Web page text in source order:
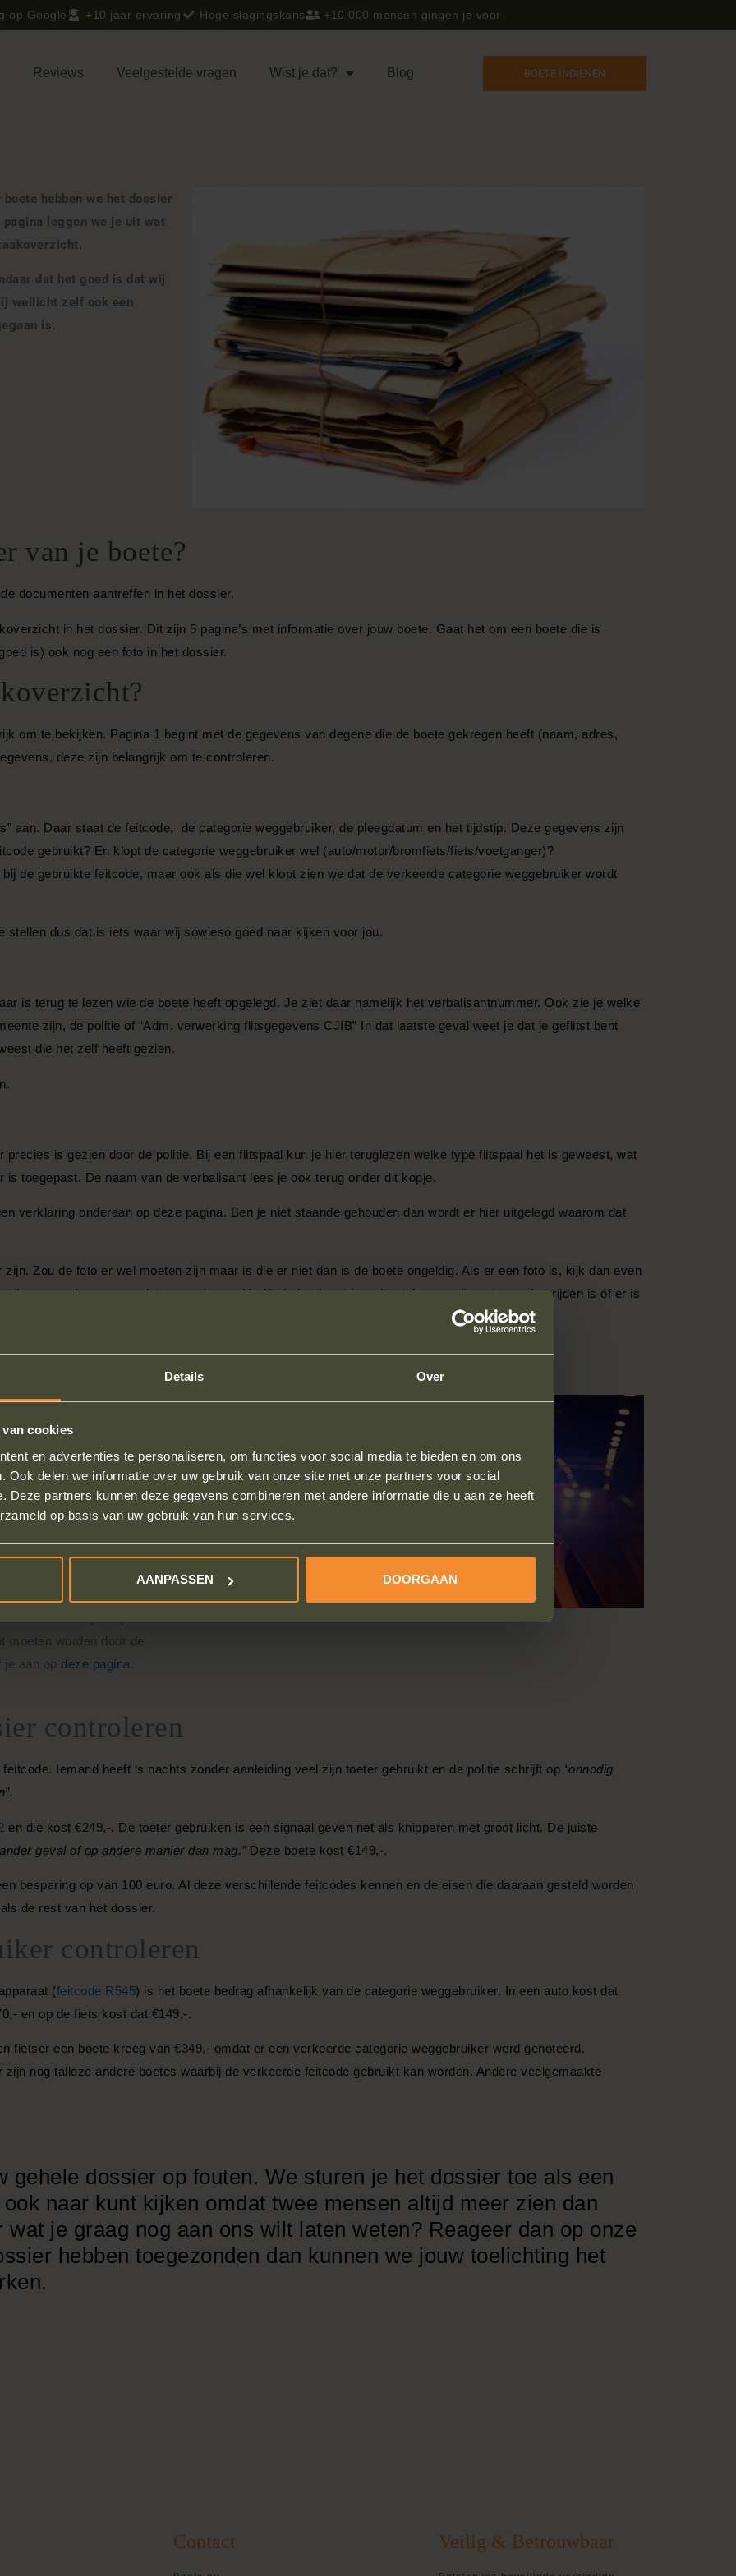
Details Over
cookies
en advertenties te personaliseren, om functies voor social media te bieden en om ons
Ook delen we informatie over uw gebruik van onze site met onze partners voor social
Deze partners kunnen deze gegevens combineren met andere informatie die u aan ze heeft
op basis van uw gebruik van hun services.
AANPASSEN DOORGAAN
op Google +10 jaar ervaring Hoge slagingskans +10.000 mensen gingen je voor
Reviews Veelgestelde vragen Wist je dat? Blog BOETE INDIENEN
hebben we het dossier
leggen we je uit wat
dat het goed is dat wij
wellicht zelf ook een
is.
van je boete?
documenten aantreffen in het dossier.
in het dossier. Dit zijn 5 pagina’s met informatie over jouw boete. Gaat het om een boete die is
is) ook nog een foto in het dossier.
om te bekijken. Pagina 1 begint met de gegevens van degene die de boete gekregen heeft (naam, adres,
deze zijn belangrijk om te controleren.
aan. Daar staat de feitcode, de categorie weggebruiker, de pleegdatum en het tijdstip. Deze gegevens zijn
gebruikt? En klopt de categorie weggebruiker wel (auto/motor/bromfiets/fiets/voetganger)?
de gebruikte feitcode, maar ook als die wel klopt zien we dat de verkeerde categorie weggebruiker wordt
dus dat is iets waar wij sowieso goed naar kijken voor jou.
is terug te lezen wie de boete heeft opgelegd. Je ziet daar namelijk het verbalisantnummer. Ook zie je welke
zijn, de politie of “Adm. verwerking flitsgegevens CJIB” In dat laatste geval weet je dat je geflitst bent
die het zelf heeft gezien.
is gezien door de politie. Bij een flitspaal kun je hier teruglezen welke type flitspaal het is geweest, wat
toegepast. De naam van de verbalisant lees je ook terug onder dit kopje.
verklaring onderaan op deze pagina. Ben je niet staande gehouden dan wordt er hier uitgelegd waarom dat
Zou de foto er wel moeten zijn maar is die er niet dan is de boete ongeldig. Als er een foto is, kijk dan even
soms wel eens voor dat er nog iemand in Nederland met jouw kenteken op zijn auto aan het rijden is óf er is
van de politie. Zo wordt een R nog wel eens aangezien voor een P en andersom.
en
krijgt en niet bent gestopt
het een camera is die
niet bent gestopt.
moeten worden door de
aan op deze pagina.
controleren
Iemand heeft ‘s nachts zonder aanleiding veel zijn toeter gebruikt en de politie schrijft op “onnodig
en die kost €249,-. De toeter gebruiken is een signaal geven net als knipperen met groot licht. De juiste
geval of op andere manier dan mag.” Deze boete kost €149,-.
besparing op van 100 euro. Al deze verschillende feitcodes kennen en de eisen die daaraan gesteld worden
de rest van het dossier.
controleren
(feitcode R545) is het boete bedrag afhankelijk van de categorie weggebruiker. In een auto kost dat
en op de fiets kost dat €149,-.
fietser een boete kreeg van €349,- omdat er een verkeerde categorie weggebruiker werd genoteerd.
nog talloze andere boetes waarbij de verkeerde feitcode gebruikt kan worden. Andere veelgemaakte
gehele dossier op fouten. We sturen je het dossier toe als een
naar kunt kijken omdat twee mensen altijd meer zien dan
je graag nog aan ons wilt laten weten? Reageer dan op onze
hebben toegezonden dan kunnen we jouw toelichting het
Contact Veilig & Betrouwbaar